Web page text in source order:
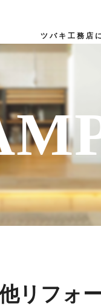
ツバキ工務店
リフォーム
よくある質問
リフォ